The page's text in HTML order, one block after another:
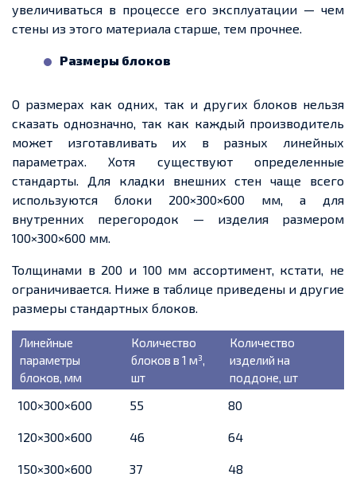
увеличиваться в процессе его эксплуатации — чем
стены из этого материала старше, тем прочнее.
Размеры блоков
О размерах как одних, так и других блоков нельзя
сказать однозначно, так как каждый производитель
может изготавливать их в разных линейных
параметрах. Хотя существуют определенные
стандарты. Для кладки внешних стен чаще всего
используются блоки 200×300×600 мм, а для
внутренних перегородок — изделия размером
100×300×600 мм.
Толщинами в 200 и 100 мм ассортимент, кстати, не
ограничивается. Ниже в таблице приведены и другие
размеры стандартных блоков.
Линейные
параметры
блоков, мм
Количество
блоков в 1 м³,
шт
Количество
изделий на
поддоне, шт
100×300×600 55 80
120×300×600 46 64
150×300×600 37 48